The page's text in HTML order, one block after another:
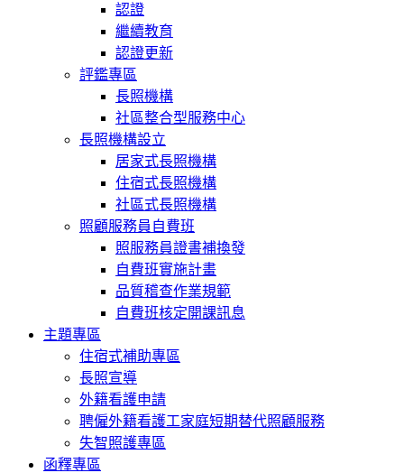
認證
繼續教育
認證更新
評鑑專區
長照機構
社區整合型服務中心
長照機構設立
居家式長照機構
住宿式長照機構
社區式長照機構
照顧服務員自費班
照服務員證書補換發
自費班實施計畫
品質稽查作業規範
自費班核定開課訊息
主題專區
住宿式補助專區
長照宣導
外籍看護申請
聘僱外籍看護工家庭短期替代照顧服務
失智照護專區
函釋專區